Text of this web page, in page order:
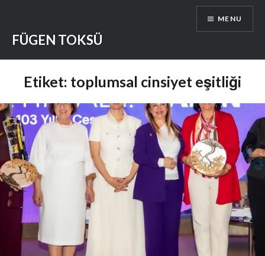
content
FÜGEN TOKSÜ
MENU
Etiket: toplumsal cinsiyet eşitliği